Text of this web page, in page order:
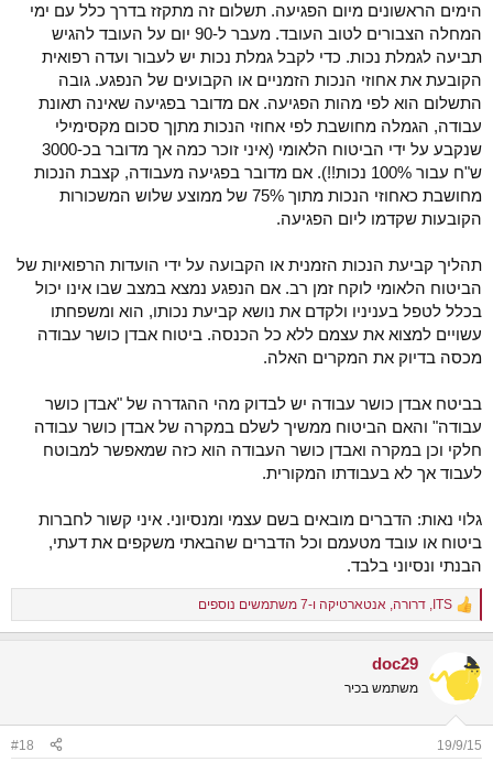
הימים הראשונים מיום הפגיעה. תשלום זה מתקזז בדרך כלל עם ימי
המחלה הצבורים לטוב העובד. מעבר ל-90 יום על העובד להגיש
תביעה לגמלת נכות. כדי לקבל גמלת נכות יש לעבור ועדה רפואית
הקובעת את אחוזי הנכות הזמניים או הקבועים של הנפגע. גובה
התשלום הוא לפי מהות הפגיעה. אם מדובר בפגיעה שאינה תאונת
עבודה, הגמלה מחושבת לפי אחוזי הנכות מתןך סכום מקסימילי
שנקבע על ידי הביטוח הלאומי (איני זוכר כמה אך מדובר בכ-3000
ש"ח עבור 100% נכות!!). אם מדובר בפגיעה מעבודה, קצבת הנכות
מחושבת כאחוזי הנכות מתוך 75% של ממוצע שלוש המשכורות
הקובעות שקדמו ליום הפגיעה.
תהליך קביעת הנכות הזמנית או הקבועה על ידי הועדות הרפואיות של
הביטוח הלאומי לוקח זמן רב. אם הנפגע נמצא במצב שבו אינו יכול
בכלל לטפל בעניניו ולקדם את נושא קביעת נכותו, הוא ומשפחתו
עשויים למצוא את עצמם ללא כל הכנסה. ביטוח אבדן כושר עבודה
מכסה בדיוק את המקרים האלה.
בביטח אבדן כושר עבודה יש לבדוק מהי ההגדרה של "אבדן כושר
עבודה" והאם הביטוח ממשיך לשלם במקרה של אבדן כושר עבודה
חלקי וכן במקרה ואבדן כושר העבודה הוא כזה שמאפשר למבוטח
לעבוד אך לא בעבודתו המקורית.
גלוי נאות: הדברים מובאים בשם עצמי ומנסיוני. איני קשור לחברות
ביטוח או עובד מטעמם וכל הדברים שהבאתי משקפים את דעתי,
הבנתי ונסיוני בלבד.
R
e
c
i
s
ITS
, דרורה, אנטארטיקה ו-7 משתמשים נוספים
doc29
משתמש בכיר
19/9/15
#18